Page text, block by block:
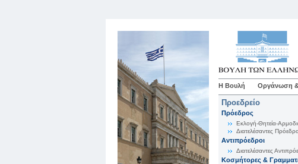
Η Βουλή Οργάνωση &
Προεδρείο
Πρόεδρος
Εκλογή-Θητεία-
Διατελέσαντες
Αντιπρόεδροι
Διατελέσαντες
Κοσμήτορες &